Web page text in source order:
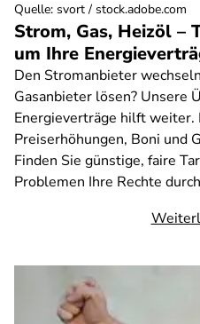
Strom, Gas, Heizöl –
um Ihre
Den Stromanbieter
Gasanbieter lösen? Unsere
Energieverträge hilft weiter.
Preiserhöhungen, Boni und
Finden Sie günstige, faire
Problemen Ihre Rechte
Quelle: svort / stock.adobe.com